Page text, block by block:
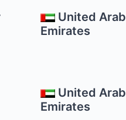
United Arab
Emirates
United Arab
Emirates